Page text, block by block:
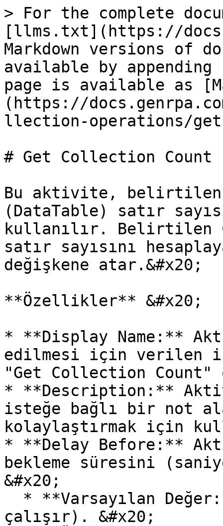
> For the complete
[llms.txt](https://
Markdown versions of
available by
page is available as
(https://
llection-operations/
# Get Collection Count
Bu aktivite,
(DataTable) satır
kullanılır. Belirtilen
satır sayısını
değişkene atar.&#x20;
**Özellikler** &#x20;
* **Display Name:**
edilmesi için verilen
"Get Collection
* **Description:**
isteğe bağlı bir not
kolaylaştırmak için
* **Delay Before:**
bekleme süresini
&#x20;
çalışır). &#x20;